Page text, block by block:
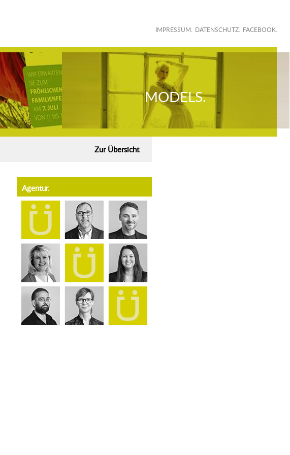
IMPRESSUM. DATENSCHUTZ. FACEBOOK.
MODELS.
Agentur.
Zur Übersicht